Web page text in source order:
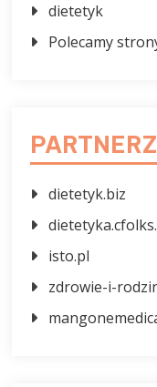
dietetyk
Polecamy
dietetyk.biz
isto.pl
zdrowie-i-